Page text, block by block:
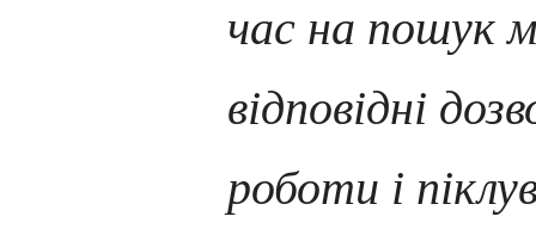
час на пошук
відповідні
роботи і